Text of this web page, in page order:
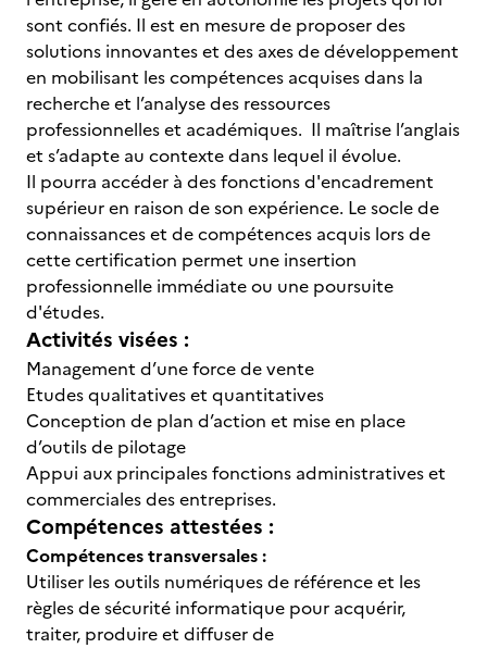
sont confiés. Il est en mesure de proposer des
solutions innovantes et des axes de développement
en mobilisant les compétences acquises dans la
recherche et l’analyse des ressources
professionnelles et académiques. Il maîtrise l’anglais
et s’adapte au contexte dans lequel il évolue.
Il pourra accéder à des fonctions d'encadrement
supérieur en raison de son expérience. Le socle de
connaissances et de compétences acquis lors de
cette certification permet une insertion
professionnelle immédiate ou une poursuite
d'études.
Activités visées :
Management d’une force de vente
Etudes qualitatives et quantitatives
Conception de plan d’action et mise en place
d’outils de pilotage
Appui aux principales fonctions administratives et
commerciales des entreprises.
Compétences attestées :
Compétences transversales :
Utiliser les outils numériques de référence et les
règles de sécurité informatique pour acquérir,
traiter, produire et diffuser de